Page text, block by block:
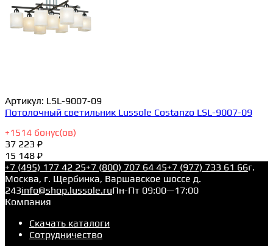
Артикул: LSL-9007-09
Потолочный светильник Lussole Costanzo LSL-9007-09
+1514 бонус(ов)
37 223 ₽
15 148 ₽
+7 (495) 177 42 25+7 (800) 707 64 45+7 (977) 733 61 66г.
Москва, г. Щербинка, Варшавское шоссе д.
243info@shop.lussole.ruПн-Пт 09:00—17:00
Компания
Скачать каталоги
Сотрудничество